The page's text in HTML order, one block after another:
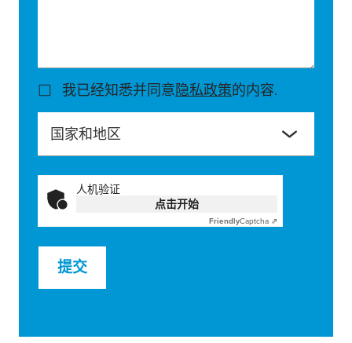
我已经知悉并同意隐私政策的内容.
国家和地区
人机验证
点击开始
FriendlyCaptcha ⇗
提交